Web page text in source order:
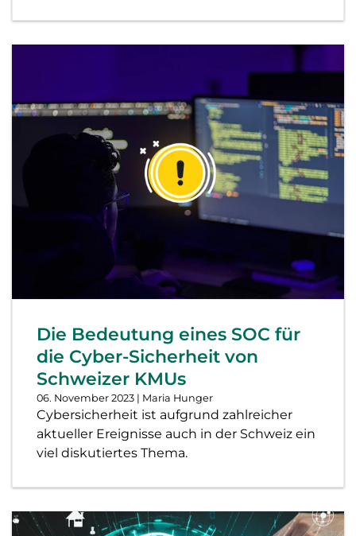
Die Bedeutung eines SOC für
die Cyber-Sicherheit von
Schweizer KMUs
06. November 2023 | Maria Hunger
Cybersicherheit ist aufgrund zahlreicher
aktueller Ereignisse auch in der Schweiz ein
viel diskutiertes Thema.